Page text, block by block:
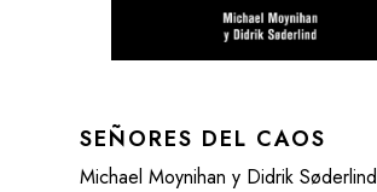
SEÑORES DEL CAOS
Michael Moynihan y Didrik Søderlind